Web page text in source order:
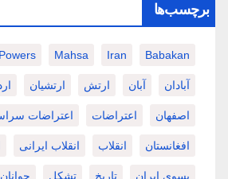
برچسب‌ها
Babakan
Iran
Mahsa
Powers
آبادان آبان ارتش ارتشیان
اصفهان اعتراضات اعتراضات
افغانستان انقلاب انقلاب ایرانی
بسوی ایران تاریخ تشکل جوانان